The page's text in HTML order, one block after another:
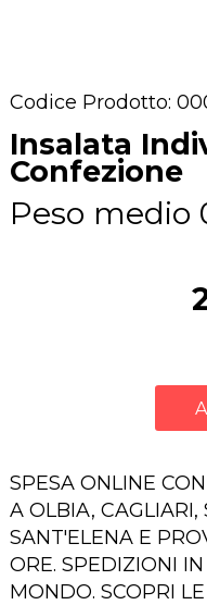
Codice Prodotto:
Insalata
Confezione
Peso medio
SPESA ONLINE
A OLBIA, CAGLIARI,
SANT'ELENA E
ORE. SPEDIZIONI
MONDO. SCOPRI